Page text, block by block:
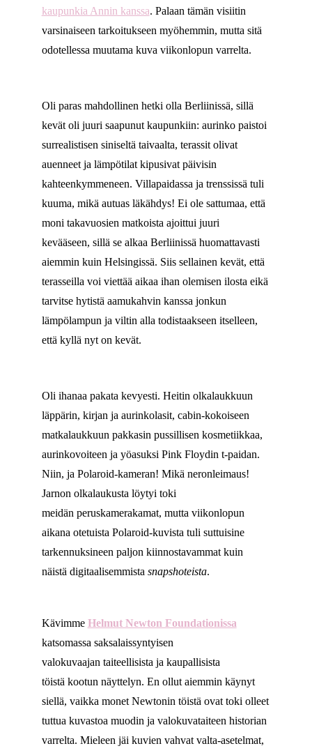
kaupunkia Annin kanssa. Palaan tämän visiitin
varsinaiseen tarkoitukseen myöhemmin, mutta sitä
odotellessa muutama kuva viikonlopun varrelta.
Oli paras mahdollinen hetki olla Berliinissä, sillä
kevät oli juuri saapunut kaupunkiin: aurinko paistoi
surrealistisen siniseltä taivaalta, terassit olivat
auenneet ja lämpötilat kipusivat päivisin
kahteenkymmeneen. Villapaidassa ja trenssissä tuli
kuuma, mikä autuas läkähdys! Ei ole sattumaa, että
moni takavuosien matkoista ajoittui juuri
kevääseen, sillä se alkaa Berliinissä huomattavasti
aiemmin kuin Helsingissä. Siis sellainen kevät, että
terasseilla voi viettää aikaa ihan olemisen ilosta eikä
tarvitse hytistä aamukahvin kanssa jonkun
lämpölampun ja viltin alla todistaakseen itselleen,
että kyllä nyt on kevät.
Oli ihanaa pakata kevyesti. Heitin olkalaukkuun
läppärin, kirjan ja aurinkolasit, cabin-kokoiseen
matkalaukkuun pakkasin pussillisen kosmetiikkaa,
aurinkovoiteen ja yöasuksi Pink Floydin t-paidan.
Niin, ja Polaroid-kameran! Mikä neronleimaus!
Jarnon olkalaukusta löytyi toki
meidän peruskamerakamat, mutta viikonlopun
aikana otetuista Polaroid-kuvista tuli suttuisine
tarkennuksineen paljon kiinnostavammat kuin
näistä digitaalisemmista snapshoteista.
Kävimme Helmut Newton Foundationissa
katsomassa saksalaissyntyisen
valokuvaajan taiteellisista ja kaupallisista
töistä kootun näyttelyn. En ollut aiemmin käynyt
siellä, vaikka monet Newtonin töistä ovat toki olleet
tuttua kuvastoa muodin ja valokuvataiteen historian
varrelta. Mieleen jäi kuvien vahvat valta-asetelmat,